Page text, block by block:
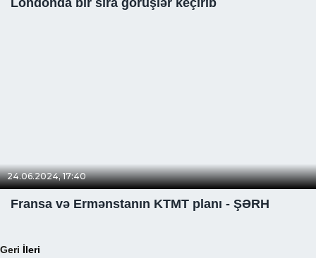
Londonda bir sıra görüşlər keçirib
24.06.2024, 17:40
Fransa və Ermənstanın KTMT planı - ŞƏRH
Geri İleri